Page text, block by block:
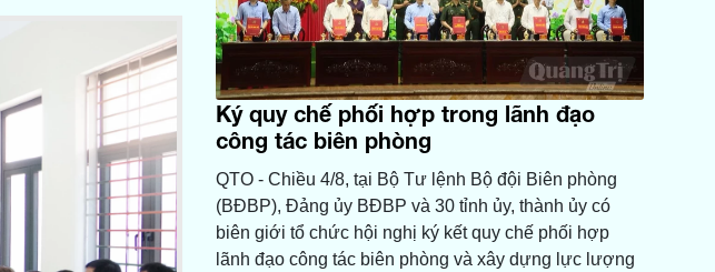
Ký quy chế phối hợp trong lãnh đạo
công tác biên phòng
QTO - Chiều 4/8, tại Bộ Tư lệnh Bộ đội Biên phòng
(BĐBP), Đảng ủy BĐBP và 30 tỉnh ủy, thành ủy có
biên giới tổ chức hội nghị ký kết quy chế phối hợp
lãnh đạo công tác biên phòng và xây dựng lực lượng